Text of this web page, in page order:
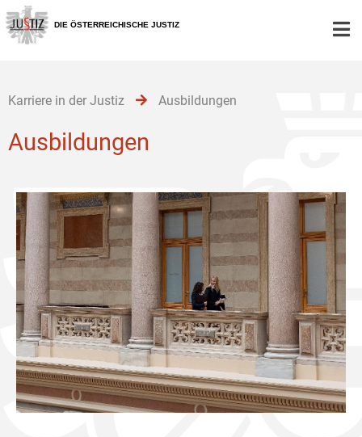
Zur
Hauptnavigation
[1]
Zum
Inhalt
[2]
Zum
Untermenü
[3]
DIE ÖSTERREICHISCHE JUSTIZ
Karriere in der Justiz Ausbildungen
Ausbildungen